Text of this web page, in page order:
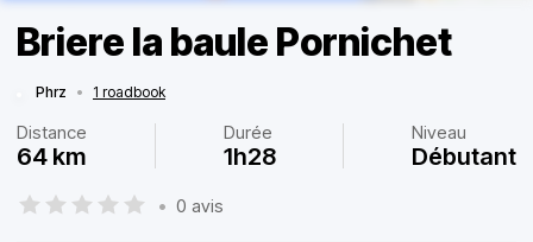
Briere la baule Pornichet
Phrz • 1 roadbook
Distance
64 km
Durée
1h28
Niveau
Débutant
• 0 avis